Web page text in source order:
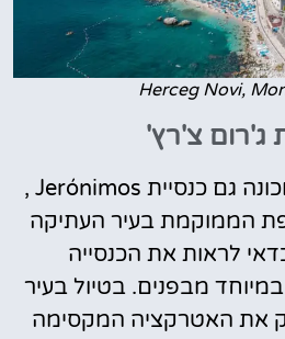
Herceg Novi,
ג'רום צ'רץ'
Sveti Jeronima המכונה גם כנסיית Jerónimos ,
הממוקמת בעיר העתיקה
לראות את הכנסייה
מבפנים. בטיול בעיר
את האטרקציה המקסימה